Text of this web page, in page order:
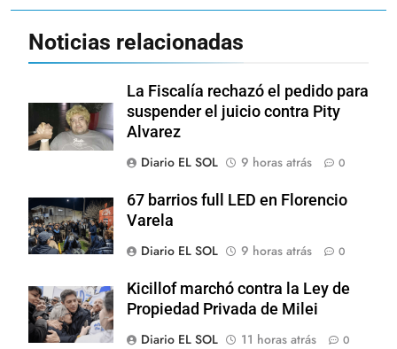
Noticias relacionadas
La Fiscalía rechazó el pedido para
suspender el juicio contra Pity
Alvarez
Diario EL SOL
9 horas atrás 0
67 barrios full LED en Florencio
Varela
Diario EL SOL
9 horas atrás 0
Kicillof marchó contra la Ley de
Propiedad Privada de Milei
Diario EL SOL
11 horas atrás 0